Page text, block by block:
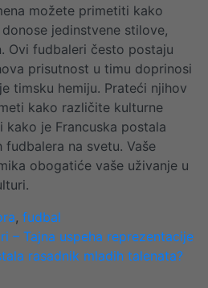
možete primetiti kako
jedinstvene stilove,
Ovi fudbaleri često postaju
prisutnost u timu doprinosi
timsku hemiju. Prateći njihov
kako različite kulturne
je Francuska postala
na svetu. Vaše
obogatiće vaše uživanje u
, fudbal
– Tajna uspeha reprezentacije
rasadnik mladih talenata?